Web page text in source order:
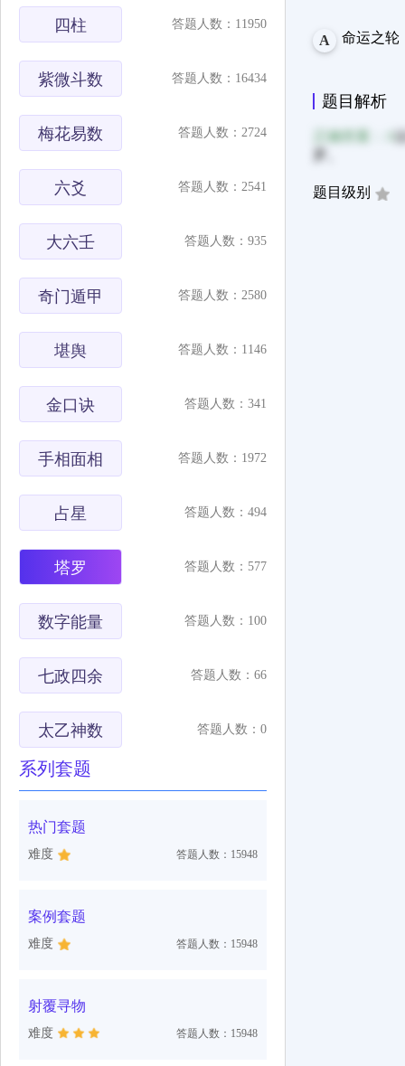
四柱 答题人数：11950
紫微斗数 答题人数：16434
梅花易数 答题人数：2724
六爻 答题人数：2541
大六壬 答题人数：935
奇门遁甲 答题人数：2580
堪舆 答题人数：1146
金口诀 答题人数：341
手相面相 答题人数：1972
占星 答题人数：494
塔罗 答题人数：577
数字能量 答题人数：100
七政四余 答题人数：66
太乙神数 答题人数：0
系列套题
热门套题
难度 答题人数：15948
案例套题
难度 答题人数：15948
射覆寻物
难度 答题人数：15948
A 命运之轮
题目解析
正确答案：A
题目级别